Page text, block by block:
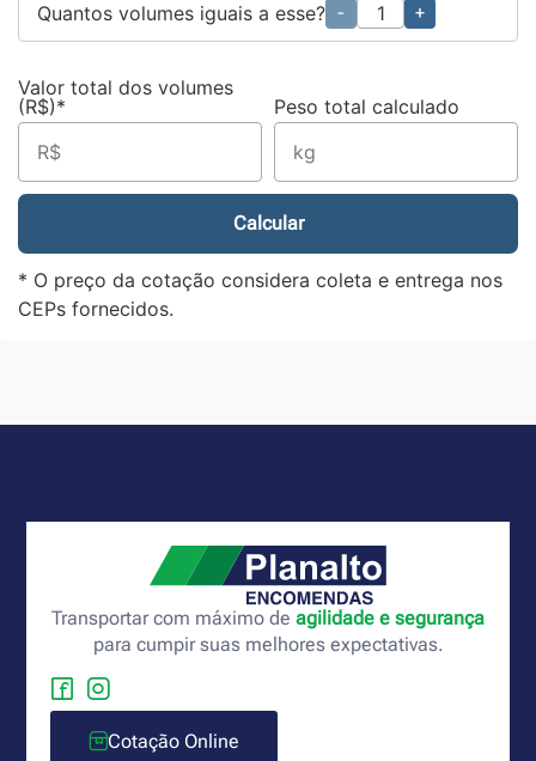
Quantos volumes iguais a esse? - +
Valor total dos volumes
(R$)*
Peso total calculado
Calcular
* O preço da cotação considera coleta e entrega nos
CEPs fornecidos.
Transportar com máximo de agilidade e segurança
para cumpir suas melhores expectativas.
Cotação Online